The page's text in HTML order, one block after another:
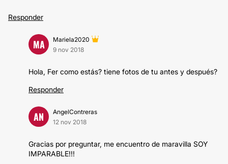
Responder
MA
Mariela2020
9 nov 2018
Hola, Fer como estás? tiene fotos de tu antes y después?
Responder
AN
AngelContreras
12 nov 2018
Gracias por preguntar, me encuentro de maravilla SOY
IMPARABLE!!!